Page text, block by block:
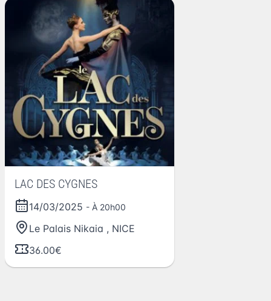
LAC DES CYGNES
14/03/2025 - À 20h00
Le Palais Nikaia , NICE
36.00€